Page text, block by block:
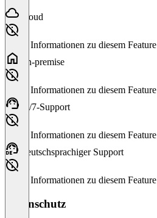
Cloud
Keine Informationen zu diesem Feature
On-premise
Keine Informationen zu diesem Feature
24/7-Support
Keine Informationen zu diesem Feature
Deutschsprachiger Support
Keine Informationen zu diesem Feature
Datenschutz